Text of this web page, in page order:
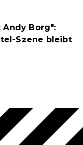
Andy Borg":
Szene bleibt